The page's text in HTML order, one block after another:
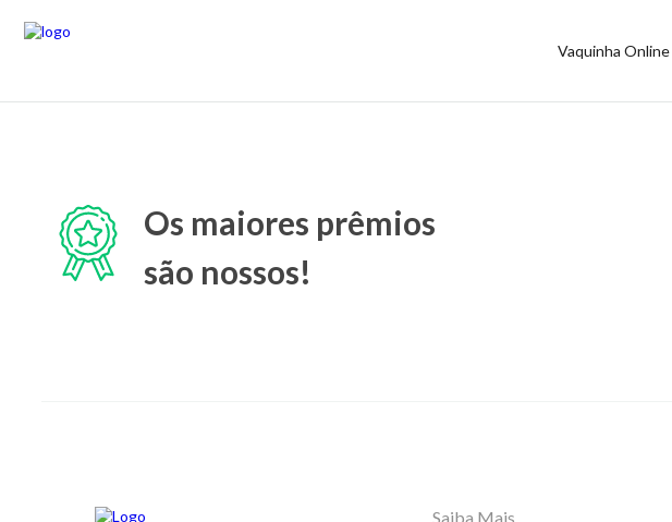
Vaquinha Online
Os maiores prêmios
são nossos!
Saiba Mais